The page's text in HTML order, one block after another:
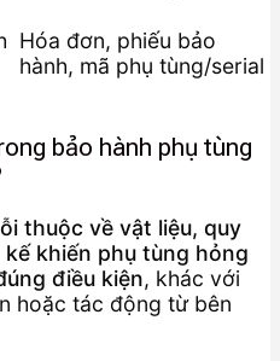
Hóa đơn, phiếu bảo
hành, mã phụ tùng/serial
bảo hành phụ tùng
thuộc về vật liệu, quy
khiến phụ tùng hỏng
điều kiện, khác với
hoặc tác động từ bên